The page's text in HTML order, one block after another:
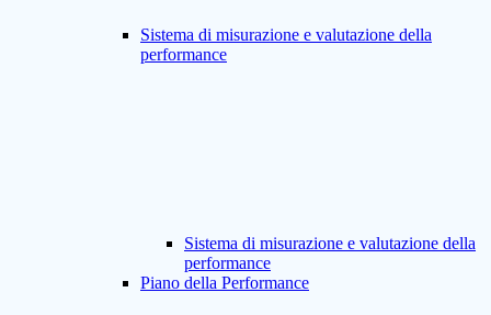
Sistema di misurazione e valutazione della
performance
Sistema di misurazione e valutazione della
performance
Piano della Performance